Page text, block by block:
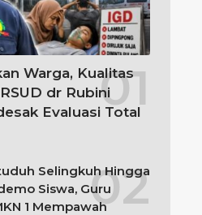
Warga, Kualitas
dr Rubini
Evaluasi Total
Selingkuh Hingga
Siswa, Guru
1 Mempawah